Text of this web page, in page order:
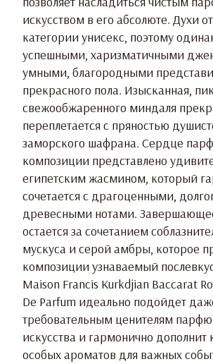
искусством в его абсолюте. Духи
категории унисекс, поэтому
успешными, харизматичными
умными, благородными
прекрасного пола. Изысканная,
свежообжаренного миндаля
переплетается с пряностью
заморского шафрана. Сердце
композиции представлено
египетским жасмином, который
сочетается с драгоценными,
древесными нотами.
остается за сочетанием
мускуса и серой амбры, которое
композиции узнаваемый
Maison Francis Kurkdjian Baccarat
De Parfum идеально подойдет
требовательным ценителям
искусства и гармонично дополнит
особых ароматов для важных